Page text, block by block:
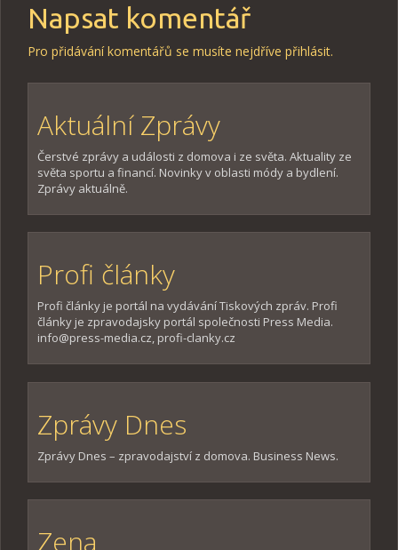
Napsat komentář
Pro přidávání komentářů se musíte nejdříve přihlásit.
Aktuální Zprávy
Čerstvé zprávy a události z domova i ze světa. Aktuality ze
světa sportu a financí. Novinky v oblasti módy a bydlení.
Zprávy aktuálně.
Profi články
Profi články je portál na vydávání Tiskových zpráv. Profi
články je zpravodajsky portál společnosti Press Media.
info@press-media.cz, profi-clanky.cz
Zprávy Dnes
Zprávy Dnes – zpravodajství z domova. Business News.
Zena